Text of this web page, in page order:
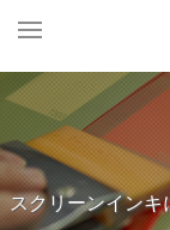
スクリーンインキ